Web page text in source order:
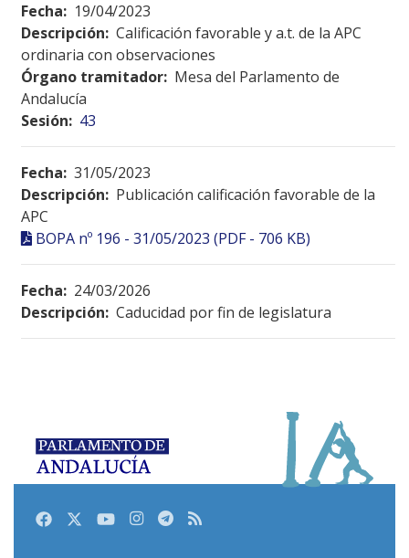
Fecha: 19/04/2023
Descripción: Calificación favorable y a.t. de la APC
ordinaria con observaciones
Órgano tramitador: Mesa del Parlamento de
Andalucía
Sesión: 43
Fecha: 31/05/2023
Descripción: Publicación calificación favorable de la
APC
BOPA nº 196 - 31/05/2023 (PDF - 706 KB)
Fecha: 24/03/2026
Descripción: Caducidad por fin de legislatura
FacebookTwitterYoutubeInstagram
Telegram
RSS